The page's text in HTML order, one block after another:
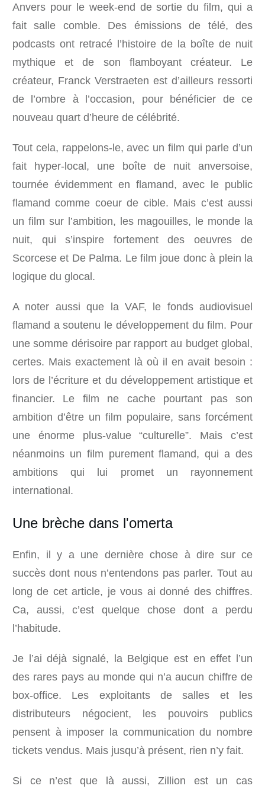
Anvers pour le week-end de sortie du film, qui a
fait salle comble. Des émissions de télé, des
podcasts ont retracé l’histoire de la boîte de nuit
mythique et de son flamboyant créateur. Le
créateur, Franck Verstraeten est d’ailleurs ressorti
de l’ombre à l’occasion, pour bénéficier de ce
nouveau quart d’heure de célébrité.
Tout cela, rappelons-le, avec un film qui parle d’un
fait hyper-local, une boîte de nuit anversoise,
tournée évidemment en flamand, avec le public
flamand comme coeur de cible. Mais c’est aussi
un film sur l’ambition, les magouilles, le monde la
nuit, qui s’inspire fortement des oeuvres de
Scorcese et De Palma. Le film joue donc à plein la
logique du glocal.
A noter aussi que la VAF, le fonds audiovisuel
flamand a soutenu le développement du film. Pour
une somme dérisoire par rapport au budget global,
certes. Mais exactement là où il en avait besoin :
lors de l’écriture et du développement artistique et
financier. Le film ne cache pourtant pas son
ambition d’être un film populaire, sans forcément
une énorme plus-value “culturelle”. Mais c’est
néanmoins un film purement flamand, qui a des
ambitions qui lui promet un rayonnement
international.
Une brèche dans l'omerta
Enfin, il y a une dernière chose à dire sur ce
succès dont nous n’entendons pas parler. Tout au
long de cet article, je vous ai donné des chiffres.
Ca, aussi, c’est quelque chose dont a perdu
l’habitude.
Je l’ai déjà signalé, la Belgique est en effet l’un
des rares pays au monde qui n’a aucun chiffre de
box-office. Les exploitants de salles et les
distributeurs négocient, les pouvoirs publics
pensent à imposer la communication du nombre
tickets vendus. Mais jusqu’à présent, rien n’y fait.
Si ce n’est que là aussi, Zillion est un cas